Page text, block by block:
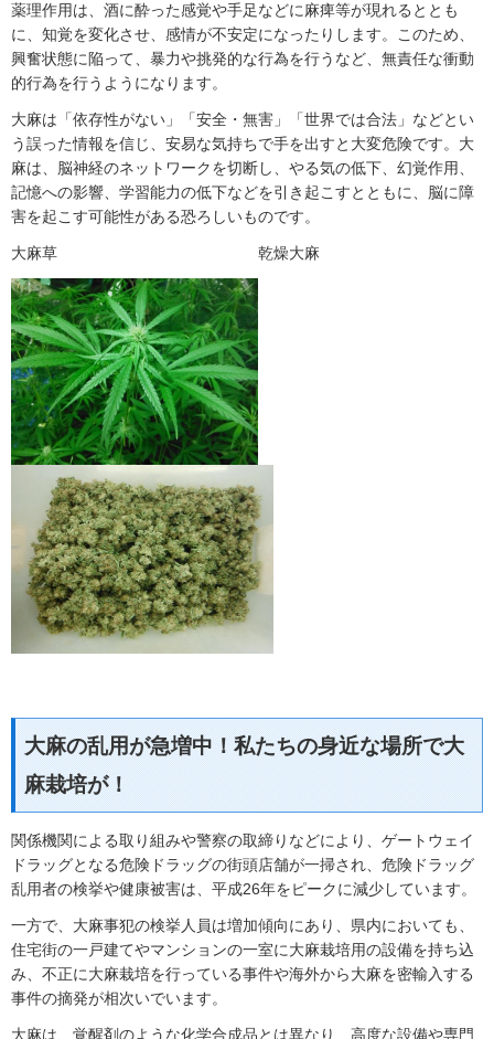
薬理作用は、酒に酔った感覚や手足などに麻痺等が現れるととも
に、知覚を変化させ、感情が不安定になったりします。このため、
興奮状態に陥って、暴力や挑発的な行為を行うなど、無責任な衝動
的行為を行うようになります。
大麻は「依存性がない」「安全・無害」「世界では合法」などとい
う誤った情報を信じ、安易な気持ちで手を出すと大変危険です。大
麻は、脳神経のネットワークを切断し、やる気の低下、幻覚作用、
記憶への影響、学習能力の低下などを引き起こすとともに、脳に障
害を起こす可能性がある恐ろしいものです。
大麻草 乾燥大麻
大麻の乱用が急増中！私たちの身近な場所で大
麻栽培が！
関係機関による取り組みや警察の取締りなどにより、ゲートウェイ
ドラッグとなる危険ドラッグの街頭店舗が一掃され、危険ドラッグ
乱用者の検挙や健康被害は、平成26年をピークに減少しています。
一方で、大麻事犯の検挙人員は増加傾向にあり、県内においても、
住宅街の一戸建てやマンションの一室に大麻栽培用の設備を持ち込
み、不正に大麻栽培を行っている事件や海外から大麻を密輸入する
事件の摘発が相次いでいます。
大麻は、覚醒剤のような化学合成品とは異なり、高度な設備や専門